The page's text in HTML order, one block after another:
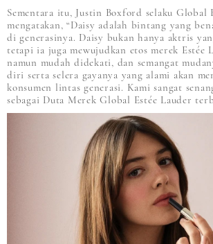
Sementara itu, Justin Boxford selaku Global
mengatakan, “Daisy adalah bintang yang
di generasinya. Daisy bukan hanya aktris
tetapi ia juga mewujudkan etos merek
namun mudah didekati, dan semangat
diri serta selera gayanya yang alami akan
konsumen lintas generasi. Kami sangat
sebagai Duta Merek Global Estée Lauder